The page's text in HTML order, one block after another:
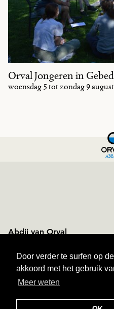
Door verder te surfen op
akkoord met het gebruik
Meer weten
Orval Jongeren in
woensdag 5 tot zondag 9
Abdij van Orval
B-6823 Villers-devant-Orval
+ 32 61 31 10 60
NAVIGATION
TOEGANG SITEMAP
ALGEMENE VOORWAARDEN